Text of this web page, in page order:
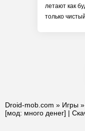
летают как
только
Droid-mob.com » Игры »
[мод: много денег] |